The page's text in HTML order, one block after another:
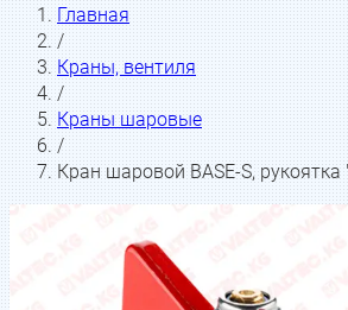
Главная
/
Краны, вентиля
/
Краны шаровые
/
Кран шаровой BASE-S,